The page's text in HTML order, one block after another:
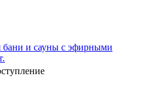
и сауны с эфирными